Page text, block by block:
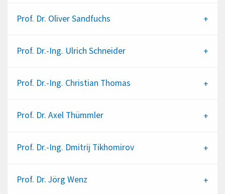
Prof. Dr. Oliver Sandfuchs
Prof. Dr.-Ing. Ulrich Schneider
Prof. Dr.-Ing. Christian Thomas
Prof. Dr. Axel Thümmler
Prof. Dr.-Ing. Dmitrij Tikhomirov
Prof. Dr. Jörg Wenz